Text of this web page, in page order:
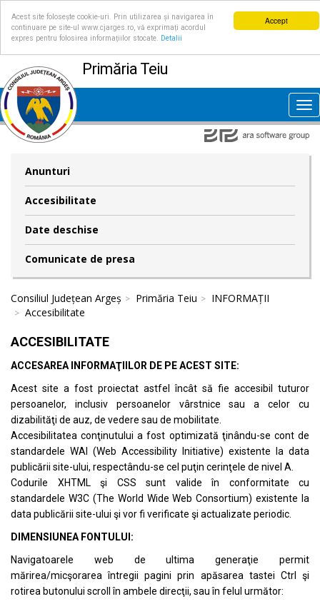
Accept
Acest site folosește cookie-uri. Prin utilizarea și navigarea în
continuare pe site-ul www.cjarges.ro, vă exprimați acordul
expres pentru folosirea informațiilor stocate.
Detalii
Primăria Teiu
Anunturi
Accesibilitate
Date deschise
Comunicate de presa
Consiliul Județean Argeș Primăria Teiu
INFORMAȚII
Accesibilitate
ACCESIBILITATE
ACCESAREA INFORMAŢIILOR DE PE ACEST SITE:
Acest site a fost proiectat astfel încât să fie accesibil tuturor
persoanelor, inclusiv persoanelor vârstnice sau a celor cu
dizabilităţi de auz, de vedere sau de mobilitate.
Accesibilitatea conţinutului a fost optimizată ţinându-se cont de
standardele WAI (Web Accessibility Initiative) existente la data
publicării site-ului, respectându-se cel puţin cerinţele de nivel A.
Codurile XHTML şi CSS sunt valide în conformitate cu
standardele W3C (The World Wide Web Consortium) existente la
data publicării site-ului şi vor fi verificate şi actualizate periodic.
DIMENSIUNEA FONTULUI:
Navigatoarele web de ultima generaţie permit
mărirea/micşorarea întregii pagini prin apăsarea tastei Ctrl şi
rotirea butonului scroll în ambele direcţii, sau în felul următor: